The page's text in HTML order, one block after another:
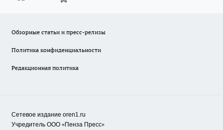
Обзорные статьи и пресс-релизы
Политика конфиденциальности
Редакционная политика
Сетевое издание oren1.ru
Учредитель ООО «Пенза Пресс»